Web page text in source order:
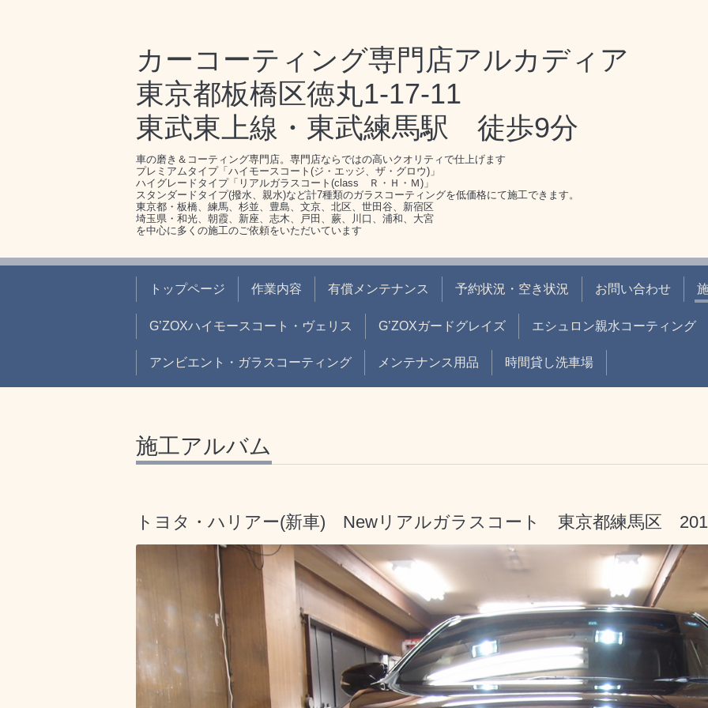
カーコーティング専門店アルカディア
東京都板橋区徳丸1-17-11
東武東上線・東武練馬駅 徒歩9分
車の磨き＆コーティング専門店。専門店ならではの高いクオリティで仕上げます
プレミアムタイプ「ハイモースコート(ジ・エッジ、ザ・グロウ)」
ハイグレードタイプ「リアルガラスコート(class Ｒ・Ｈ・Ｍ)」
スタンダードタイプ(撥水、親水)など計7種類のガラスコーティングを低価格にて施工できます。
東京都・板橋、練馬、杉並、豊島、文京、北区、世田谷、新宿区
埼玉県・和光、朝霞、新座、志木、戸田、蕨、川口、浦和、大宮
を中心に多くの施工のご依頼をいただいています
トップページ 作業内容 有償メンテナンス 予約状況・空き状況 お問い合わせ
G’ZOXハイモースコート・ヴェリス G’ZOXガードグレイズ エシュロン親水コーティング
アンビエント・ガラスコーティング メンテナンス用品 時間貸し洗車場
施工アルバム
トヨタ・ハリアー(新車) Newリアルガラスコート 東京都練馬区